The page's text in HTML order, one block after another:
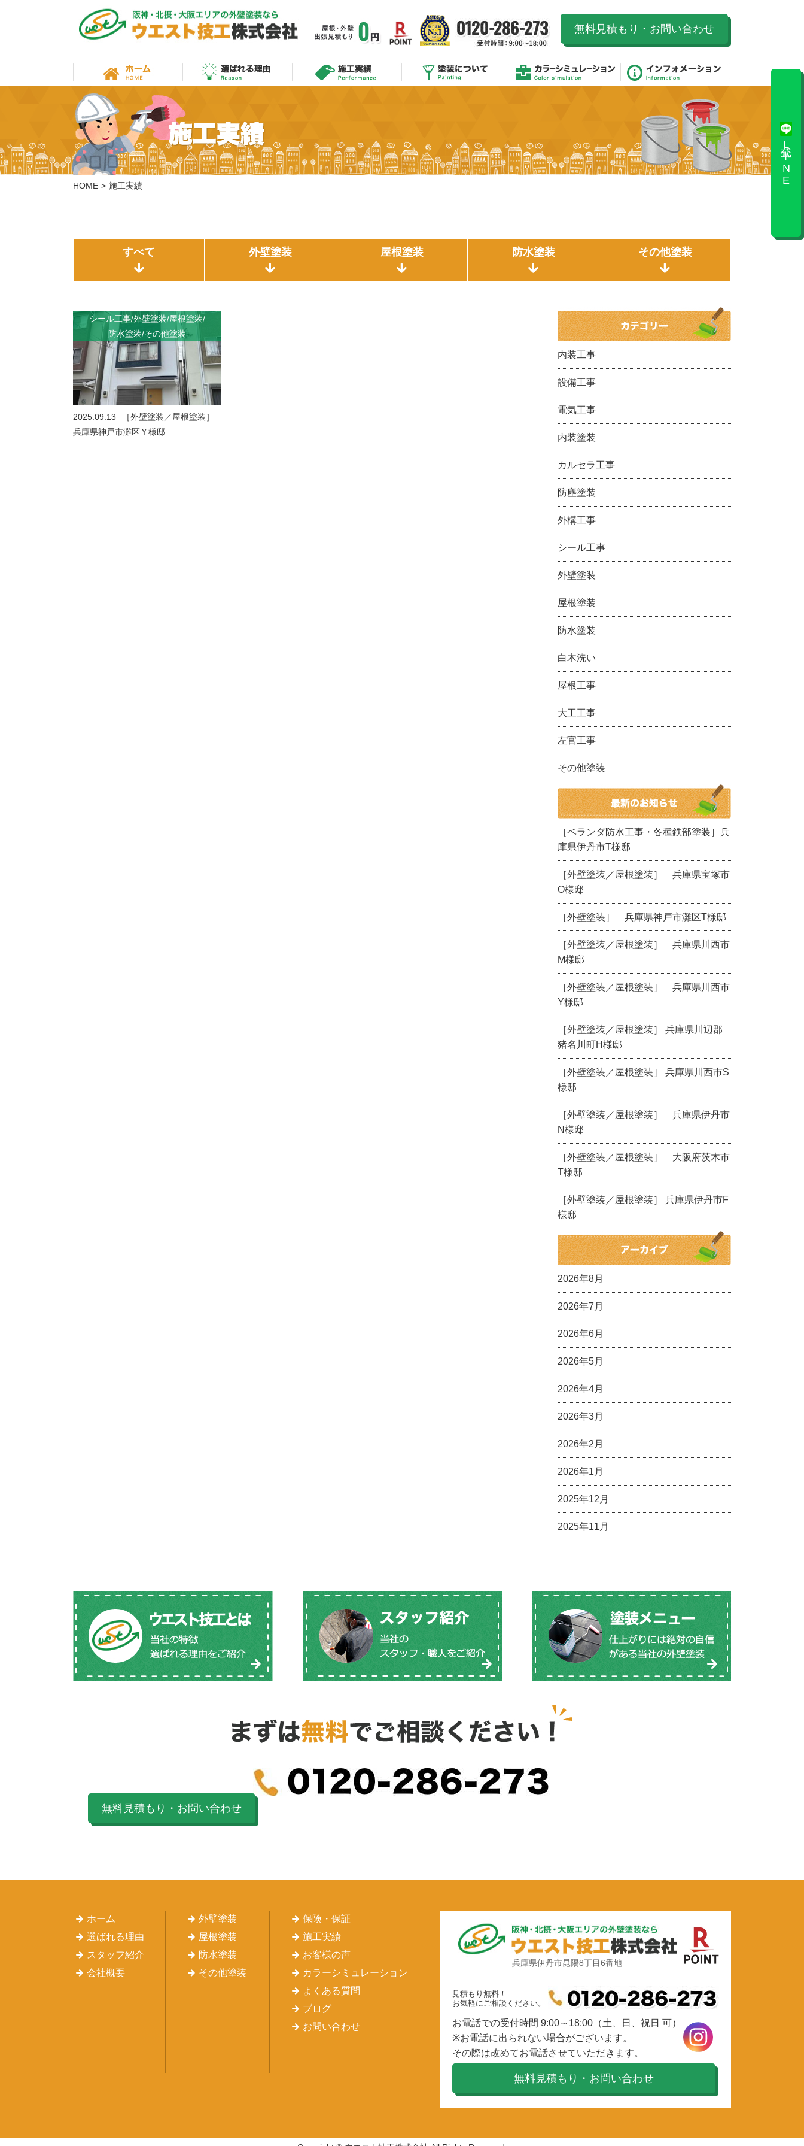
無料見積もり・お問い合わせ
公式LINE
HOME 施工実績
すべて 外壁塗装 屋根塗装 防水塗装 その他塗装
シール工事 外壁塗装 屋根塗装
防水塗装 その他塗装
2025.09.13
［外壁塗装／屋根塗装］
兵庫県神戸市灘区Ｙ様邸
内装工事
設備工事
電気工事
内装塗装
カルセラ工事
防塵塗装
外構工事
シール工事
外壁塗装
屋根塗装
防水塗装
白木洗い
屋根工事
大工工事
左官工事
その他塗装
［ベランダ防水工事・各種鉄部塗装］兵
庫県伊丹市T様邸
［外壁塗装／屋根塗装］ 兵庫県宝塚市
O様邸
［外壁塗装］ 兵庫県神戸市灘区T様邸
［外壁塗装／屋根塗装］ 兵庫県川西市
M様邸
［外壁塗装／屋根塗装］ 兵庫県川西市
Y様邸
［外壁塗装／屋根塗装］ 兵庫県川辺郡
猪名川町H様邸
［外壁塗装／屋根塗装］ 兵庫県川西市S
様邸
［外壁塗装／屋根塗装］ 兵庫県伊丹市
N様邸
［外壁塗装／屋根塗装］ 大阪府茨木市
T様邸
［外壁塗装／屋根塗装］ 兵庫県伊丹市F
様邸
2026年8月
2026年7月
2026年6月
2026年5月
2026年4月
2026年3月
2026年2月
2026年1月
2025年12月
2025年11月
無料見積もり・お問い合わせ
ホーム
選ばれる理由
スタッフ紹介
会社概要
外壁塗装
屋根塗装
防水塗装
その他塗装
保険・保証
施工実績
お客様の声
カラーシミュレーション
よくある質問
ブログ
お問い合わせ
兵庫県伊丹市昆陽8丁目6番地
見積もり無料！
お気軽にご相談ください。
お電話での受付時間 9:00～18:00（土、日、祝日 可）
※お電話に出られない場合がございます。
その際は改めてお電話させていただきます。
無料見積もり・お問い合わせ